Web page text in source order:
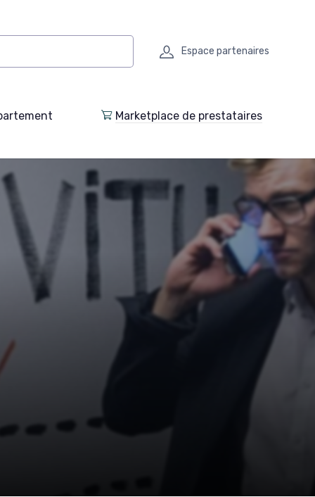
Espace partenaires
Marketplace de prestataires